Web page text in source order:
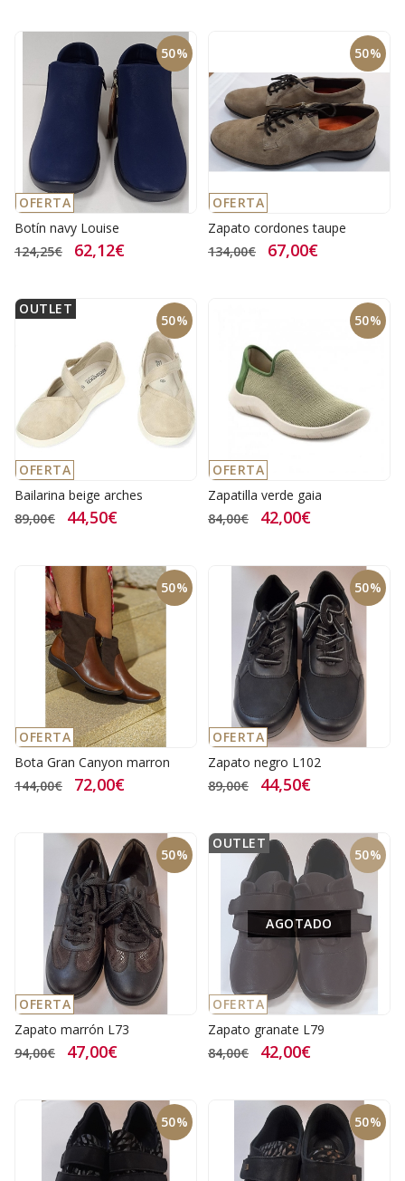
50%
OFERTA
Botín navy Louise
124,25€
62,12€
50%
OFERTA
Zapato cordones taupe
134,00€
67,00€
50%
OFERTA
OUTLET
Bailarina beige arches
89,00€
44,50€
50%
OFERTA
Zapatilla verde gaia
84,00€
42,00€
50%
OFERTA
Bota Gran Canyon marron
144,00€
72,00€
50%
OFERTA
Zapato negro L102
89,00€
44,50€
50%
OFERTA
Zapato marrón L73
94,00€
47,00€
50%
OFERTA
OUTLET
AGOTADO
Zapato granate L79
84,00€
42,00€
50% 50%